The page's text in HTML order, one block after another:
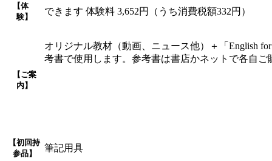
【体
験】
できます 体験料 3,652円（うち消費税額332円）
【ご案
内】
オリジナル教材（動画、ニュース他）＋「English for
考書で使用します。参考書は書店かネットで各自ご
【初回持
参品】
筆記用具